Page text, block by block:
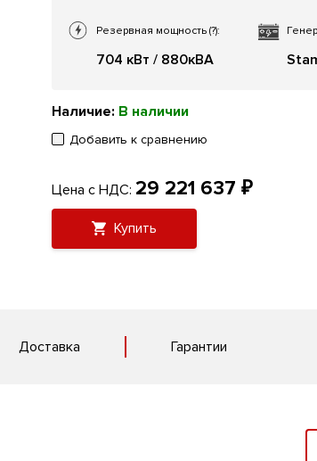
Резервная мощность (?):
704 кВт / 880кВА
Наличие: В наличии
Добавить к сравнению
Цена с НДС: 29 221 637 ₽
Купить
Доставка Гарантии